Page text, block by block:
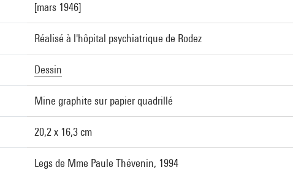
[mars 1946]
Réalisé à l'hôpital psychiatrique de Rodez
Dessin
Mine graphite sur papier quadrillé
20,2 x 16,3 cm
Legs de Mme Paule Thévenin, 1994